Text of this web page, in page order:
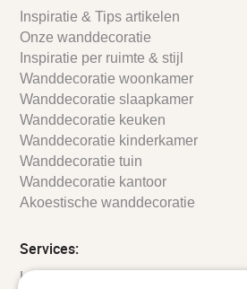
Inspiratie & Tips artikelen
Onze wanddecoratie
Inspiratie per ruimte & stijl
Wanddecoratie woonkamer
Wanddecoratie slaapkamer
Wanddecoratie keuken
Wanddecoratie kinderkamer
Wanddecoratie tuin
Wanddecoratie kantoor
Akoestische wanddecoratie
Services:
Leveringsinformatie